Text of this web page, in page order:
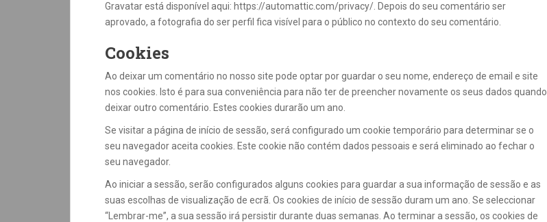
Gravatar está disponível aqui: https://automattic.com/privacy/. Depois do seu comentário ser
aprovado, a fotografia do ser perfil fica visível para o público no contexto do seu comentário.
Cookies
Ao deixar um comentário no nosso site pode optar por guardar o seu nome, endereço de email e site
nos cookies. Isto é para sua conveniência para não ter de preencher novamente os seus dados quando
deixar outro comentário. Estes cookies durarão um ano.
Se visitar a página de início de sessão, será configurado um cookie temporário para determinar se o
seu navegador aceita cookies. Este cookie não contém dados pessoais e será eliminado ao fechar o
seu navegador.
Ao iniciar a sessão, serão configurados alguns cookies para guardar a sua informação de sessão e as
suas escolhas de visualização de ecrã. Os cookies de início de sessão duram um ano. Se seleccionar
“Lembrar-me”, a sua sessão irá persistir durante duas semanas. Ao terminar a sessão, os cookies de